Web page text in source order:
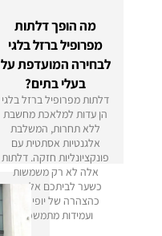
מה הופך דלתות
מפרופיל ברזל בלגי
לבחירה המועדפת על
בעלי בתים?
דלתות מפרופיל ברזל בלגי
הן עדות למלאכת מחשבת
ללא תחרות, המשלבת
אלגנטיות אסתטית עם
פונקציונליות חזקה. דלתות
אלה לא רק משמשות
כשער לביתכם אלא גם
כהצהרה של יופי נצחי
ועמידות מתמשכת.